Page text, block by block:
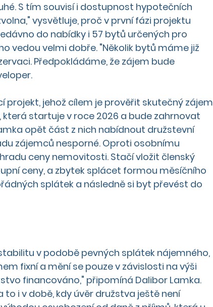
S tím souvisí i dostupnost hypotečních
vysvětluje, proč v první fázi projektu
do nabídky i 57 bytů určených pro
vedou velmi dobře. "Několik bytů máme již
Předpokládáme, že zájem bude
projekt, jehož cílem je prověřit skutečný zájem
startuje v roce 2026 a bude zahrnovat
opět část z nich nabídnout družstevní
zájemců nesporné. Oproti osobnímu
ceny nemovitosti. Stačí vložit členský
ceny, a zbytek splácet formou měsíčního
splátek a následně si byt převést do
v podobě pevných splátek nájemného,
fixní a mění se pouze v závislosti na výši
financováno," připomíná Dalibor Lamka.
to i v době, kdy úvěr družstva ještě není